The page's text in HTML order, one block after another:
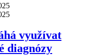
využívat
diagnózy